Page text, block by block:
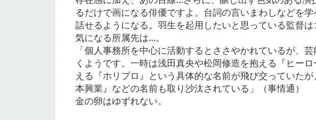
るだけで画になる俳優ですよ。台詞の言いまわしなどを
話せるようになる。羽生を起用したいと思っている監督は
気になる所属先は…。
「個人事務所を中心に活動するとささやかれているが、
くようです。一時は浅田真央や松岡修造を抱える『ヒー
える『ホリプロ』という具体的な名前が飛び交っていた
本興業』などの名前も取り沙汰されている」（事情通）
金の卵はゆずれない。